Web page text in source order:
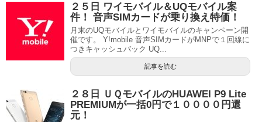
２５日 ワイモバイル＆UQモバイル案
件！ 音声SIMカードが乗り換え特価！
月末のUQモバイルとワイモバイルのキャンペーン開
催です。 Y!mobile 音声SIMカードがMNPで１回線に
つきキャッシュバック UQ...
記事を読む
２８日 ＵＱモバイルのHUAWEI P9 Lite
PREMIUMが一括0円で１００００円還
元！